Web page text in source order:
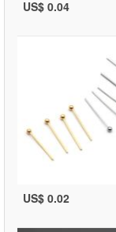
US$ 0.04
US$ 0.02